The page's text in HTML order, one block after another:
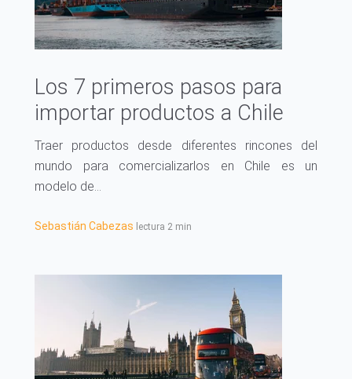
Los 7 primeros pasos para
importar productos a Chile
Traer productos desde diferentes rincones del
mundo para comercializarlos en Chile es un
modelo de...
Sebastián Cabezas lectura 2 min